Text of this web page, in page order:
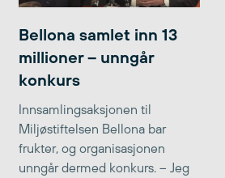
Bellona samlet inn 13
millioner – unngår
konkurs
Innsamlingsaksjonen til
Miljøstiftelsen Bellona bar
frukter, og organisasjonen
unngår dermed konkurs. – Jeg